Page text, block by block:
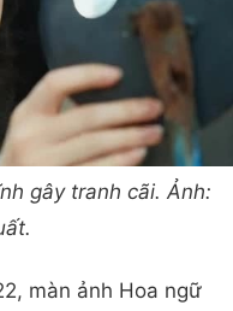
gây tranh cãi. Ảnh:
màn ảnh Hoa ngữ